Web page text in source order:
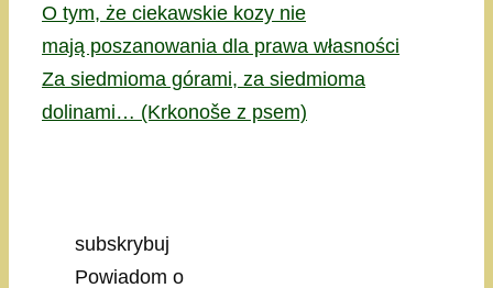
O tym, że ciekawskie kozy nie
mają poszanowania dla prawa własności
Za siedmioma górami, za siedmioma
dolinami… (Krkonoše z psem)
subskrybuj
Powiadom o